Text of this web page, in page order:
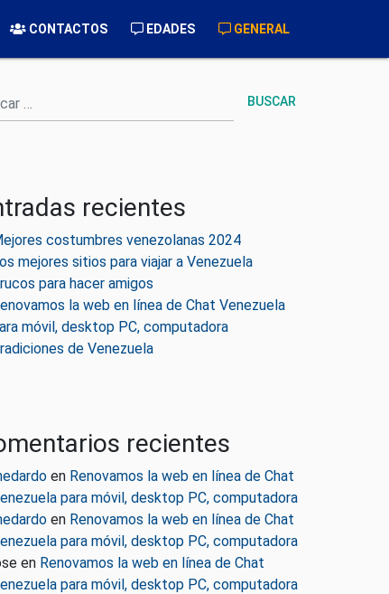
CONTACTOS EDADES GENERAL
recientes
costumbres venezolanas 2024
mejores sitios para viajar a Venezuela
para hacer amigos
la web en línea de Chat Venezuela
móvil, desktop PC, computadora
de Venezuela
recientes
en Renovamos la web en línea de Chat
para móvil, desktop PC, computadora
en Renovamos la web en línea de Chat
para móvil, desktop PC, computadora
en Renovamos la web en línea de Chat
para móvil, desktop PC, computadora